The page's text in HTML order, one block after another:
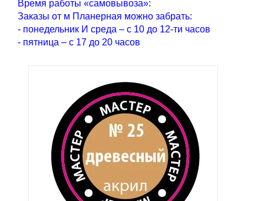
Время работы «самовывоза»:
Заказы от м Планерная можно забрать:
- понедельник И среда – с 10 до 12-ти часов
- пятница – с 17 до 20 часов